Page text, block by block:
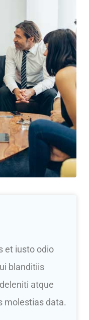
et iusto odio
blanditiis
atque
molestias data.